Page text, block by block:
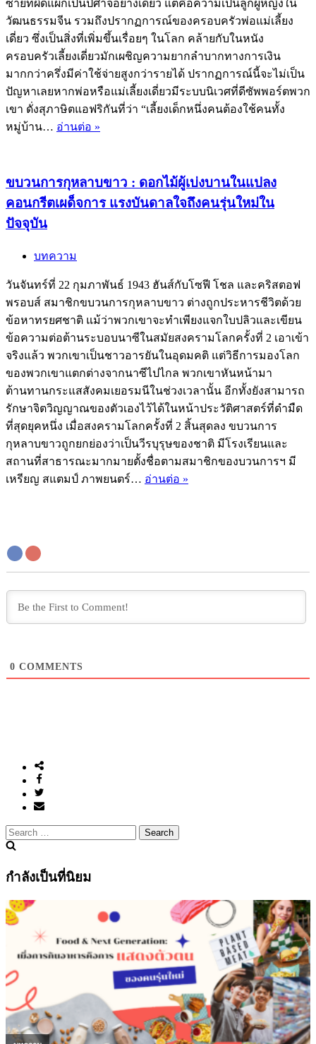
รัก
โร
แมน
ติก
และ
โครงสร้าง
ประชากร
ซ้ายที่ผิดแผกเป็นปีศาจอย่างเดียว แต่คือความเป็นลูกผู้หญิงใน
วัฒนธรรมจีน รวมถึงปรากฏการณ์ของครอบครัวพ่อแม่เลี้ยง
เดี่ยว ซึ่งเป็นสิ่งที่เพิ่มขึ้นเรื่อยๆ ในโลก คล้ายกับในหนัง
ครอบครัวเลี้ยงเดี่ยวมักเผชิญความยากลำบากทางการเงิน
มากกว่าครึ่งมีค่าใช้จ่ายสูงกว่ารายได้ ปรากฏการณ์นี้จะไม่เป็น
ปัญหาเลยหากพ่อหรือแม่เลี้ยงเดี่ยวมีระบบนิเวศที่ดีซัพพอร์ตพวก
เขา ดั่งสุภาษิตแอฟริกันที่ว่า “เลี้ยงเด็กหนึ่งคนต้องใช้คนทั้ง
หมู่บ้าน… อ่านต่อ »
Handed
เมื่อ
เลี้ยง
เลี้ยง
เดี่ยว
ต้อง
ใช้
คน
ทั้ง
ประเทศ
ขบวนการกุหลาบขาว : ดอกไม้ผู้เบ่งบานในแปลง
คอนกรีตเผด็จการ แรงบันดาลใจถึงคนรุ่นใหม่ใน
ปัจจุบัน
บทความ
วันจันทร์ที่ 22 กุมภาพันธ์ 1943 ฮันส์กับโซฟี โชล และคริสตอฟ
พรอบส์ สมาชิกขบวนการกุหลาบขาว ต่างถูกประหารชีวิตด้วย
ข้อหาทรยศชาติ แม้ว่าพวกเขาจะทำเพียงแจกใบปลิวและเขียน
ข้อความต่อต้านระบอบนาซีในสมัยสงครามโลกครั้งที่ 2 เอาเข้า
จริงแล้ว พวกเขาเป็นชาวอารยันในอุดมคติ แต่วิธีการมองโลก
ของพวกเขาแตกต่างจากนาซีไปไกล พวกเขาหันหน้ามา
ต้านทานกระแสสังคมเยอรมนีในช่วงเวลานั้น อีกทั้งยังสามารถ
รักษาจิตวิญญาณของตัวเองไว้ได้ในหน้าประวัติศาสตร์ที่ดำมืด
ที่สุดยุคหนึ่ง เมื่อสงครามโลกครั้งที่ 2 สิ้นสุดลง ขบวนการ
กุหลาบขาวถูกยกย่องว่าเป็นวีรบุรุษของชาติ มีโรงเรียนและ
สถานที่สาธารณะมากมายตั้งชื่อตามสมาชิกของบวนการฯ มี
เหรียญ สแตมป์ ภาพยนตร์… อ่านต่อ »
0 COMMENTS
Search
for:
กำลังเป็นที่นิยม